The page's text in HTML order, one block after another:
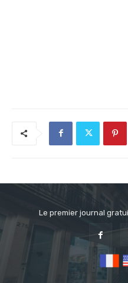
Le premier journal